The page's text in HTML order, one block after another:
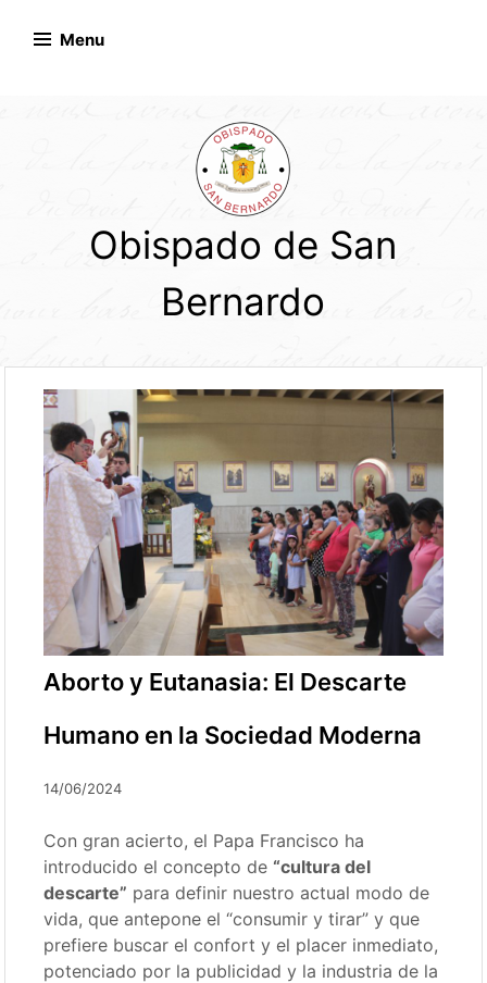
Menu
Obispado de San
Bernardo
Aborto y Eutanasia: El Descarte
Humano en la Sociedad Moderna
14/06/2024
Con gran acierto, el Papa Francisco ha
introducido el concepto de “cultura del
descarte” para definir nuestro actual modo de
vida, que antepone el “consumir y tirar” y que
prefiere buscar el confort y el placer inmediato,
potenciado por la publicidad y la industria de la